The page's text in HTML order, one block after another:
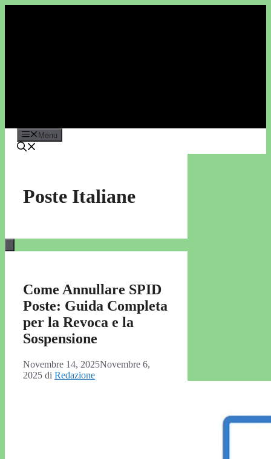
Menu
Poste Italiane
Come Annullare SPID
Poste: Guida Completa
per la Revoca e la
Sospensione
Novembre 14, 2025Novembre 6,
2025 di Redazione